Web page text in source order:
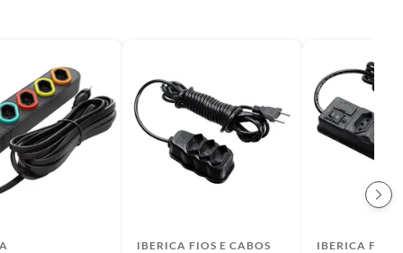
IBERICA FIOS E CABOS IBERICA FIOS